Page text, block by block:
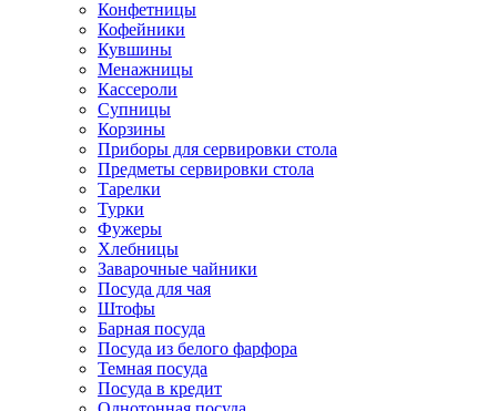
Конфетницы
Кофейники
Кувшины
Менажницы
Кассероли
Супницы
Корзины
Приборы для сервировки стола
Предметы сервировки стола
Тарелки
Турки
Фужеры
Хлебницы
Заварочные чайники
Посуда для чая
Штофы
Барная посуда
Посуда из белого фарфора
Темная посуда
Посуда в кредит